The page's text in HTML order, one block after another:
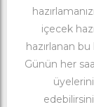
içecek
hazırlanan
Günün her